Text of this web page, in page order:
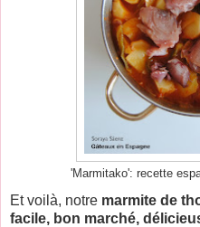
'Marmitako': recette
Et voilà, notre marmite de
facile, bon marché,